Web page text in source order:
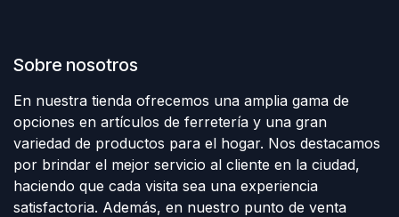
Sobre nosotros
En nuestra tienda ofrecemos una amplia gama de
opciones en artículos de ferretería y una gran
variedad de productos para el hogar. Nos destacamos
por brindar el mejor servicio al cliente en la ciudad,
haciendo que cada visita sea una experiencia
satisfactoria. Además, en nuestro punto de venta